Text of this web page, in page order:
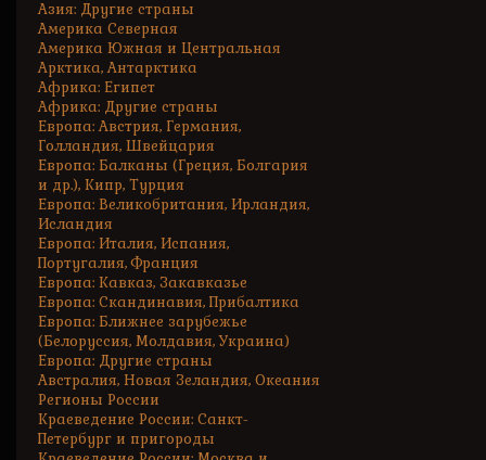
Азия: Другие страны
Америка Северная
Америка Южная и Центральная
Арктика, Антарктика
Африка: Египет
Африка: Другие страны
Европа: Австрия, Германия,
Голландия, Швейцария
Европа: Балканы (Греция, Болгария
и др.), Кипр, Турция
Европа: Великобритания, Ирландия,
Исландия
Европа: Италия, Испания,
Португалия, Франция
Европа: Кавказ, Закавказье
Европа: Скандинавия, Прибалтика
Европа: Ближнее зарубежье
(Белоруссия, Молдавия, Украина)
Европа: Другие страны
Австралия, Новая Зеландия, Океания
Регионы России
Краеведение России: Санкт-
Петербург и пригороды